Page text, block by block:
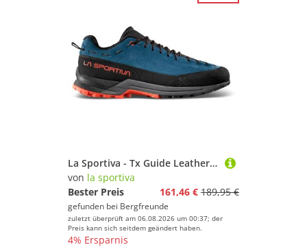
La Sportiva - Tx Guide Leather - Approachschuhe Gr 46,5 blau/schwarz
von la sportiva
Bester Preis
161,46 € 189,95 €
gefunden bei Bergfreunde
zuletzt überprüft am 06.08.2026 um 00:37; der
Preis kann sich seitdem geändert haben.
4% Ersparnis